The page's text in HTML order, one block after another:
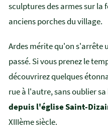
sculptures des armes sur la
anciens porches du village.
Ardes mérite qu'on s'arrête
passé. Si vous prenez le
découvrirez quelques
rue à l'autre, sans oublier sa
depuis l'église Saint-
XIIIème siècle.